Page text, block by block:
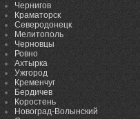
Чернигов
Краматорск
Северодонецк
Мелитополь
Черновцы
Ровно
Ахтырка
Ужгород
Кременчуг
Бердичев
Коростень
Новоград-Волынский